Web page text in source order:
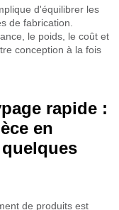
d'équilibrer les
de fabrication.
le poids, le coût et
conception à la fois
rapide :
en
de produits est